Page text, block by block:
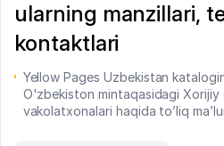
ularning manzillari,
kontaktlari
Yellow Pages Uzbekistan
O'zbekiston mintaqasidagi
vakolatxonalari haqida to’liq